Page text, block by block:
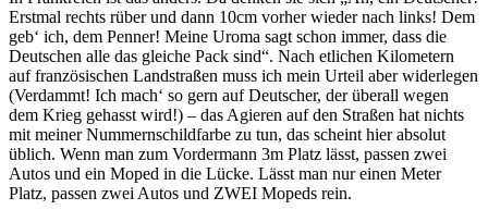
Erstmal rechts rüber und dann 10cm vorher wieder nach links! Dem
geb‘ ich, dem Penner! Meine Uroma sagt schon immer, dass die
Deutschen alle das gleiche Pack sind“. Nach etlichen Kilometern
auf französischen Landstraßen muss ich mein Urteil aber widerlegen
(Verdammt! Ich mach‘ so gern auf Deutscher, der überall wegen
dem Krieg gehasst wird!) – das Agieren auf den Straßen hat nichts
mit meiner Nummernschildfarbe zu tun, das scheint hier absolut
üblich. Wenn man zum Vordermann 3m Platz lässt, passen zwei
Autos und ein Moped in die Lücke. Lässt man nur einen Meter
Platz, passen zwei Autos und ZWEI Mopeds rein.